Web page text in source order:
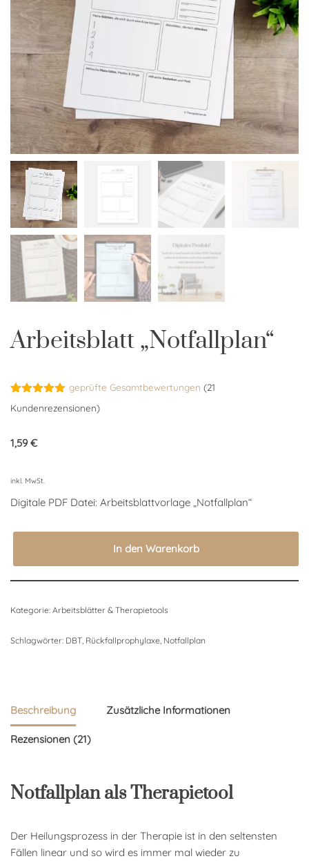
Arbeitsblatt „Notfallplan“
Bewertet
mit5.00
auf
21
geprüfte Gesamtbewertungen (21
Kundenrezensionen)
1,59€
inkl. MwSt.
Digitale PDF Datei: Arbeitsblattvorlage „Notfallplan“
In den Warenkorb
Kategorie: Arbeitsblätter & Therapietools
Schlagwörter: DBT Rückfallprophylaxe Notfallplan
Beschreibung Zusätzliche Informationen
Rezensionen (21)
Notfallplan als Therapietool
Der Heilungsprozess in der Therapie ist in den seltensten
Fällen linear und so wird es immer mal wieder zu